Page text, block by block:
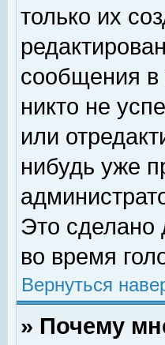
только их
сообщения в
никто не
или
нибудь уже
Это сделано
во время
Вернуться
» Почему